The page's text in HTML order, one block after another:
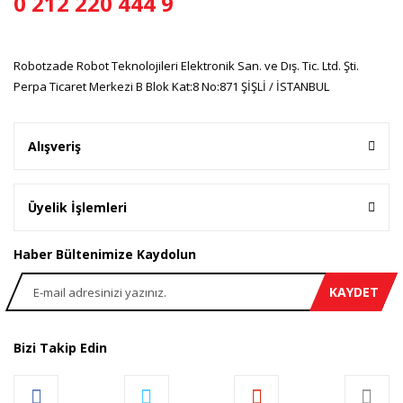
Robotzade Robot Teknolojileri Elektronik San. ve Dış. Tic. Ltd. Şti.
Perpa Ticaret Merkezi B Blok Kat:8 No:871 ŞİŞLİ / İSTANBUL
Alışveriş
Üyelik İşlemleri
Haber Bültenimize Kaydolun
KAYDET
Bizi Takip Edin